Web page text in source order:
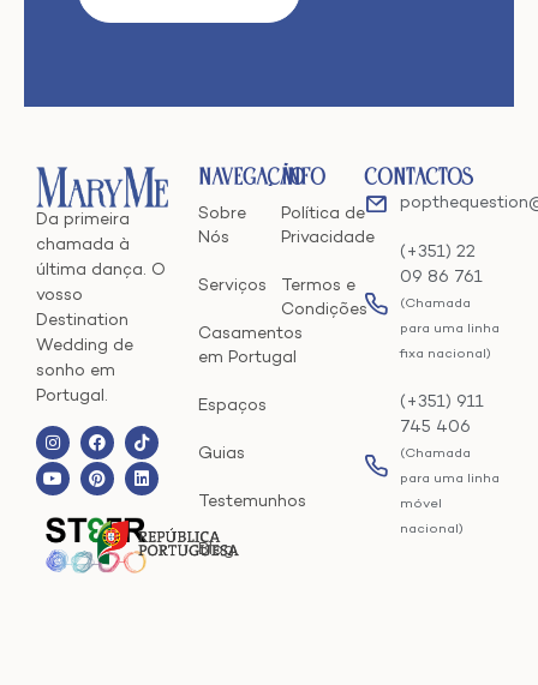
Da primeira
chamada à
última dança. O
vosso
Destination
Wedding de
sonho em
Portugal.
Navegação
Sobre
Nós
Serviços
Casamentos
em Portugal
Espaços
Guias
Testemunhos
Blog
Info
Política de
Privacidade
Termos e
Condições
Contactos
(+351) 22
09 86 761
(Chamada
para uma linha
fixa nacional)
(+351) 911
745 406
(Chamada
para uma linha
móvel
nacional)